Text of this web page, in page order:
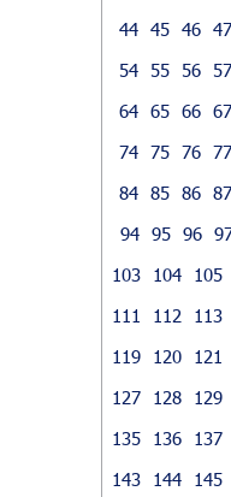
44 45 46 47
54
55 56 57
64 65 66 67
74 75 76 77
84 85 86 87
94 95 96
103
104 105
111
112 113
119
120 121
127
128 129
135
136 137
143
144 145